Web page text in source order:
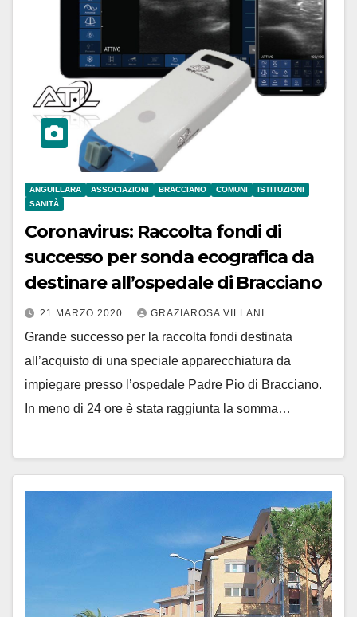
ANGUILLARA ASSOCIAZIONI BRACCIANO COMUNI
ISTITUZIONI
SANITÀ
Coronavirus: Raccolta fondi di
successo per sonda ecografica da
destinare all’ospedale di Bracciano
21 MARZO 2020 GRAZIAROSA VILLANI
Grande successo per la raccolta fondi destinata
all’acquisto di una speciale apparecchiatura da
impiegare presso l’ospedale Padre Pio di Bracciano.
In meno di 24 ore è stata raggiunta la somma…